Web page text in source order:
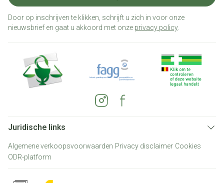
Door op inschrijven te klikken, schrijft u zich in voor onze
nieuwsbrief en gaat u akkoord met onze privacy policy.
Juridische links
Algemene verkoopsvoorwaarden Privacy disclaimer Cookies
ODR-platform